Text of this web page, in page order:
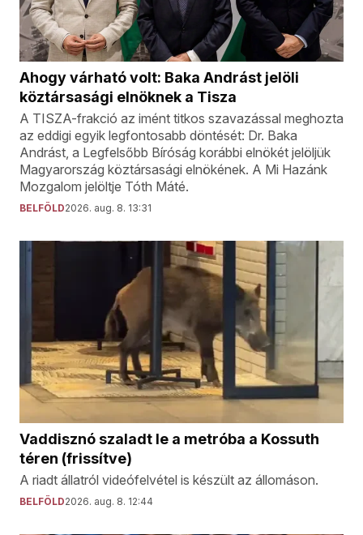
Ahogy várható volt: Baka Andrást jelöli
köztársasági elnöknek a Tisza
A TISZA-frakció az imént titkos szavazással meghozta
az eddigi egyik legfontosabb döntését: Dr. Baka
Andrást, a Legfelsőbb Bíróság korábbi elnökét jelöljük
Magyarország köztársasági elnökének. A Mi Hazánk
Mozgalom jelöltje Tóth Máté.
BELFÖLD2026. aug. 8. 13:31
Vaddisznó szaladt le a metróba a Kossuth
téren (frissítve)
A riadt állatról videófelvétel is készült az állomáson.
BELFÖLD2026. aug. 8. 12:44